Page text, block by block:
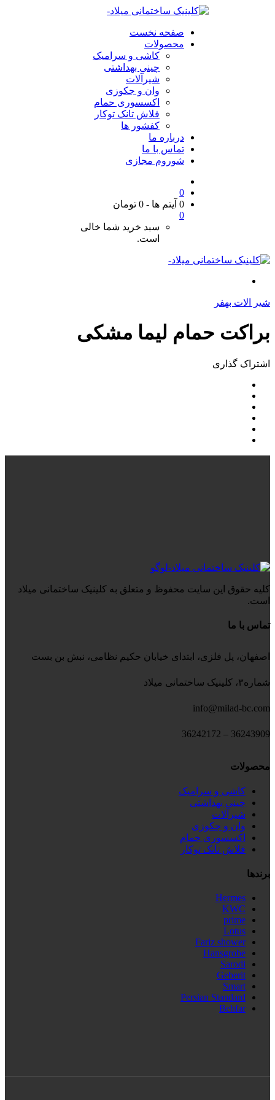
صفحه نخست
محصولات
کاشی و سرامیک
چینی بهداشتی
شیرآلات
وان و جکوزی
اکسسوری حمام
فلاش تانک توکار
کفشور ها
درباره ما
تماس با ما
شوروم مجازی
0
0 آیتم ها
-
0 تومان
0
سبد خرید شما خالی
است.
شیر الات بهفر
براکت حمام ليما مشکی
اشتراک ‌گذاری
کلیه حقوق این سایت محفوظ و متعلق به کلینیک ساختمانی میلاد
است.
تماس با ما
اصفهان، پل فلزی، ابتدای خیابان حکیم نظامی، نبش بن بست
شماره۳، کلینیک ساختمانی میلاد
info@milad-bc.com
36243909 – 36242172
محصولات
کاشی و سرامیک
چینی بهداشتی
شیرآلات
وان و جکوزی
اکسسوری حمام
فلاش تانک توکار
برندها
Hermes
KWC
prime
Lotus
Fariz shower
Hansgrobe
Sarodi
Geberit
Smart
Persian Standard
Behfar